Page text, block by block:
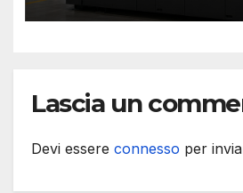
Lascia un
Devi essere connesso per